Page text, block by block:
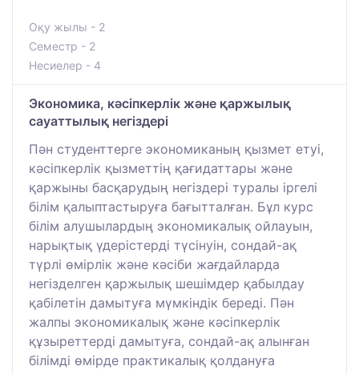
Оқу жылы - 2
Семестр - 2
Несиелер - 4
Экономика, кәсіпкерлік және қаржылық
сауаттылық негіздері
Пән студенттерге экономиканың қызмет етуі,
кәсіпкерлік қызметтің қағидаттары және
қаржыны басқарудың негіздері туралы іргелі
білім қалыптастыруға бағытталған. Бұл курс
білім алушылардың экономикалық ойлауын,
нарықтық үдерістерді түсінуін, сондай-ақ
түрлі өмірлік және кәсіби жағдайларда
негізделген қаржылық шешімдер қабылдау
қабілетін дамытуға мүмкіндік береді. Пән
жалпы экономикалық және кәсіпкерлік
құзыреттерді дамытуға, сондай-ақ алынған
білімді өмірде практикалық қолдануға